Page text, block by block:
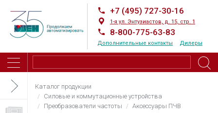
+7 (495) 727-30-16
1-я ул. Энтузиастов, д. 15, стр. 1
8-800-775-63-83
Дополнительные контакты Дилеры
Каталог продукции
Силовые и коммутационные устройства
Преобразователи частоты
Аксессуары ПЧВ